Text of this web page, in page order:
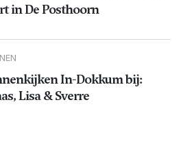
in De Posthoorn
In-Dokkum bij:
Lisa & Sverre